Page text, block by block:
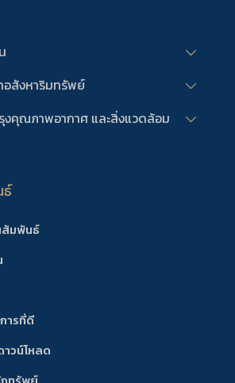
สังหาริมทรัพย์
คุณภาพอากาศ และสิ่งแวดล้อม
มพันธ์
ารที่ดี
วน์โหลด